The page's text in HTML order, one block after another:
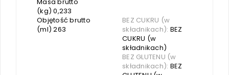
(kg) 0,233
Objętość brutto
(ml) 263
BEZ CUKRU (w
składnikach): BEZ
CUKRU (w
składnikach)
BEZ GLUTENU (w
składnikach): BEZ